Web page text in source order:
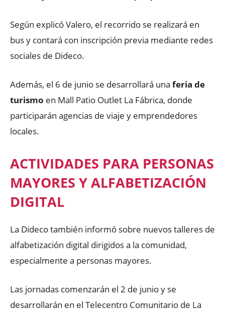
Según explicó Valero, el recorrido se realizará en
bus y contará con inscripción previa mediante redes
sociales de Dideco.
Además, el 6 de junio se desarrollará una feria de
turismo en Mall Patio Outlet La Fábrica, donde
participarán agencias de viaje y emprendedores
locales.
ACTIVIDADES PARA PERSONAS
MAYORES Y ALFABETIZACIÓN
DIGITAL
La Dideco también informó sobre nuevos talleres de
alfabetización digital dirigidos a la comunidad,
especialmente a personas mayores.
Las jornadas comenzarán el 2 de junio y se
desarrollarán en el Telecentro Comunitario de La